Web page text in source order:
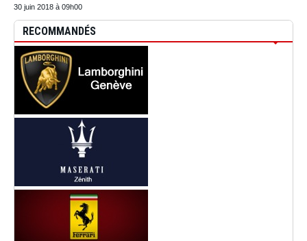
30 juin 2018 à 09h00
RECOMMANDÉS